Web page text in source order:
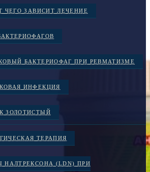
ЧЕГО ЗАВИСИТ ЛЕЧЕНИЕ
БАКТЕРИОФАГ ПРИ РЕВМАТИЗМЕ
ИНФЕКЦИЯ
ЗОЛОТИСТЫЙ
ТЕРАПИЯ
НАЛТРЕКСОНА (LDN) ПРИ